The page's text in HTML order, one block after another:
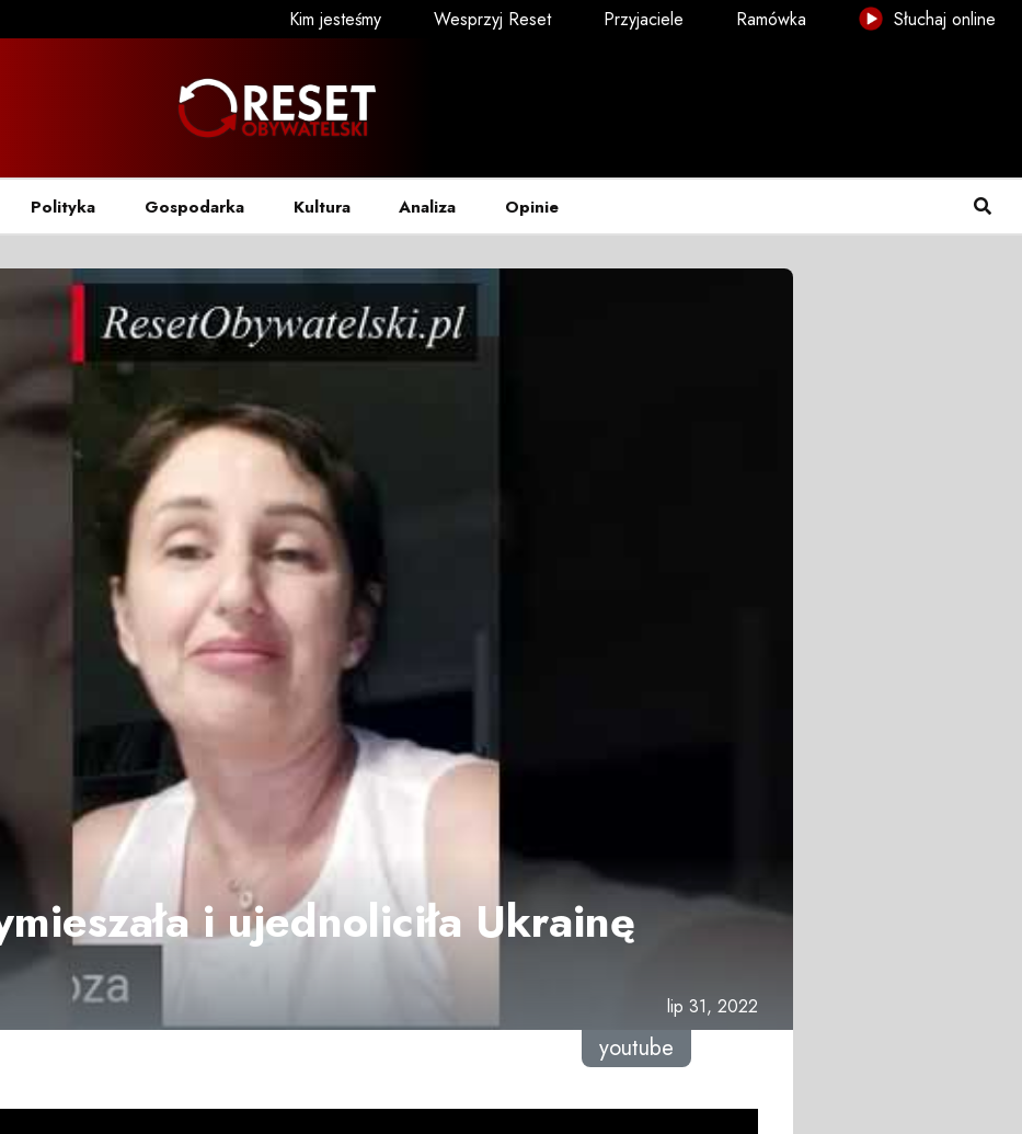
Kim jesteśmy Wesprzyj Reset Przyjaciele Ramówka Słuchaj online
Polityka Gospodarka Kultura Analiza Opinie
i ujednoliciła Ukrainę
lip 31, 2022
youtube